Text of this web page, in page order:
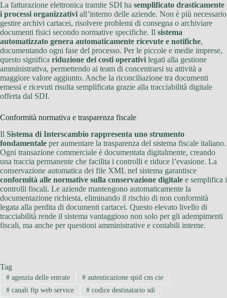
La fatturazione elettronica tramite SDI ha semplificato drasticamente
i processi organizzativi all’interno delle aziende. Non è più necessario
gestire archivi cartacei, risolvere problemi di consegna o archiviare
documenti fisici secondo normative specifiche. Il sistema
automatizzato genera automaticamente ricevute e notifiche,
documentando ogni fase del processo. Per le piccole e medie imprese,
questo significa riduzione dei costi operativi legati alla gestione
amministrativa, permettendo ai team di concentrarsi su attività a
maggiore valore aggiunto. Anche la riconciliazione tra documenti
emessi e ricevuti risulta semplificata grazie alla tracciabilità digitale
offerta dal SDI.
Conformità normativa e trasparenza fiscale
Il Sistema di Interscambio rappresenta uno strumento
fondamentale per aumentare la trasparenza del sistema fiscale italiano.
Ogni transazione commerciale è documentata digitalmente, creando
una traccia permanente che facilita i controlli e riduce l’evasione. La
conservazione automatica dei file XML nel sistema garantisce
conformità alle normative sulla conservazione digitale e semplifica i
controlli fiscali. Le aziende mantengono automaticamente la
documentazione richiesta, eliminando il rischio di non conformità
legata alla perdita di documenti cartacei. Questo elevato livello di
tracciabilità rende il sistema vantaggioso non solo per gli adempimenti
fiscali, ma anche per questioni amministrative e contabili interne.
Tag
#agenzia delle entrate #autenticazione spid cns cie
#canali ftp web service #codice destinatario sdi